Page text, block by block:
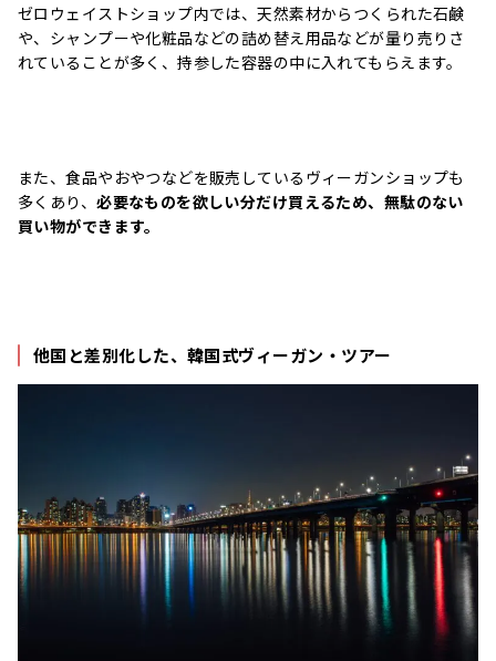
ゼロウェイストショップ内では、天然素材からつくられた石鹸
や、シャンプーや化粧品などの詰め替え用品などが量り売りさ
れていることが多く、持参した容器の中に入れてもらえます。
また、食品やおやつなどを販売しているヴィーガンショップも
多くあり、必要なものを欲しい分だけ買えるため、無駄のない
買い物ができます。
他国と差別化した、韓国式ヴィーガン・ツアー